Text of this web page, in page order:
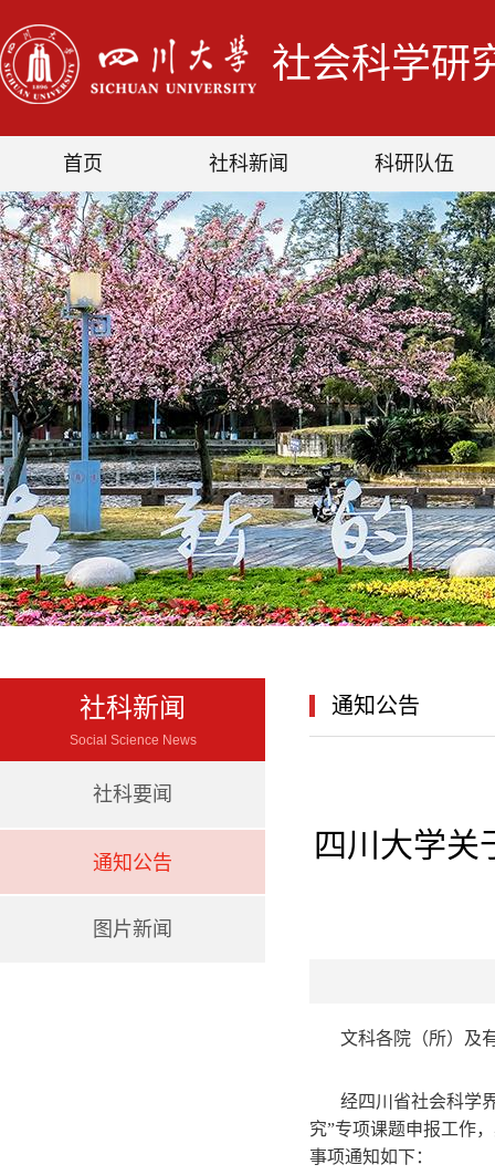
社会科学研
首页 社科新闻 科研队伍
社科新闻
Social Science News
社科要闻
通知公告
图片新闻
通知公告
四川大学关
文科各院（所）及
经四川省社会科学
究”专项课题申报工作，
事项通知如下：